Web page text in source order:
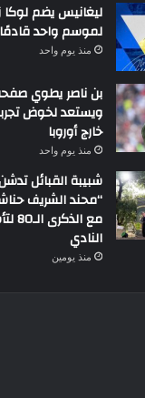
ليغانيس يضم لوكا
لموسم واحد
منذ يوم واحد
بن ناصر يطوي
ويستعد لخوض
خارج أوروبا
منذ يوم واحد
شبيبة القبائل
“محند الشريف
مع
النادي
منذ يومين